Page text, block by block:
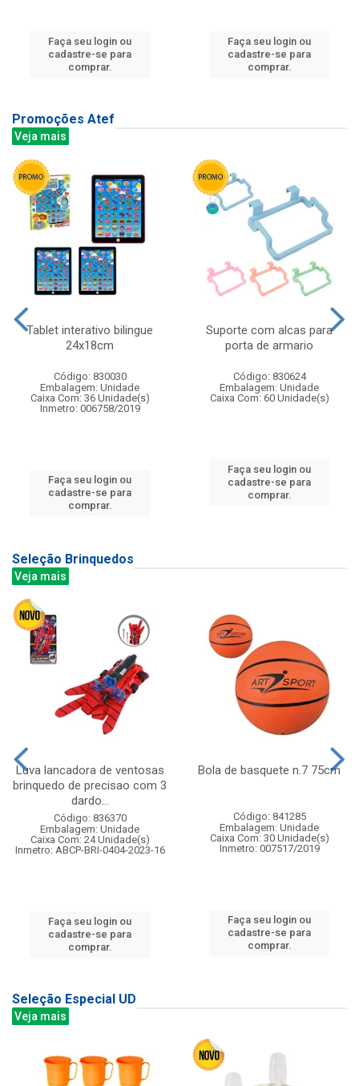
Faça seu login ou
cadastre-se para
comprar.
Faça seu login ou
cadastre-se para
comprar.
Promoções Atef
Veja mais
Tablet interativo bilingue
24x18cm
Código: 830030
Embalagem: Unidade
Caixa Com: 36 Unidade(s)
Inmetro: 006758/2019
Faça seu login ou
cadastre-se para
comprar.
Suporte com alcas para
porta de armario
Código: 830624
Embalagem: Unidade
Caixa Com: 60 Unidade(s)
Faça seu login ou
cadastre-se para
comprar.
Seleção Brinquedos
Veja mais
Luva lancadora de ventosas
brinquedo de precisao com 3
dardo...
Código: 836370
Embalagem: Unidade
Caixa Com: 24 Unidade(s)
Inmetro: ABCP-BRI-0404-2023-16
Faça seu login ou
cadastre-se para
comprar.
Bola de basquete n.7 75cm
Código: 841285
Embalagem: Unidade
Caixa Com: 30 Unidade(s)
Inmetro: 007517/2019
Faça seu login ou
cadastre-se para
comprar.
Seleção Especial UD
Veja mais